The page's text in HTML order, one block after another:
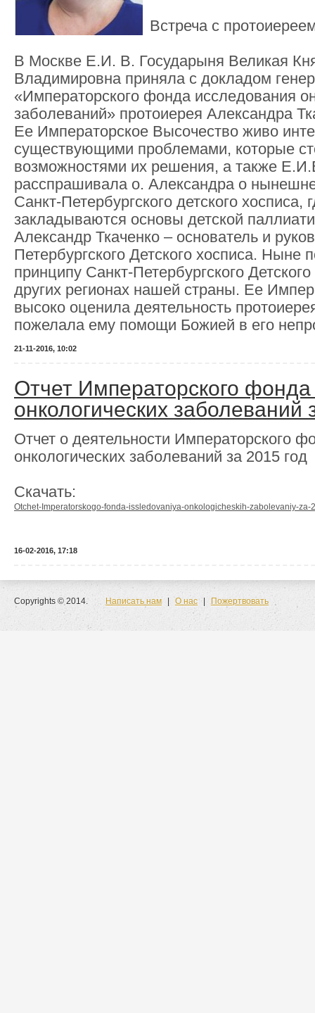
Встреча с
В Москве Е.И. В. Государыня Великая
Владимировна приняла с докладом
«Императорского фонда исследования
заболеваний» протоиерея Александра
Ее Императорское Высочество живо
существующими проблемами, которые
возможностями их решения, а также
расспрашивала о. Александра о
Санкт-Петербургского детского
закладываются основы детской
Александр Ткаченко – основатель и
Петербургского Детского хосписа.
принципу Санкт-Петербургского
других регионах нашей страны. Ее
высоко оценила деятельность
пожелала ему помощи Божией в его
21-11-2016, 10:02
Отчет Императорского
онкологических заболеваний
Отчет о деятельности Императорского
онкологических заболеваний за 2015 год
Скачать:
Otchet-Imperatorskogo-fonda-issledovaniya-onkologicheskih-zabolevaniy-za-
16-02-2016, 17:18
Copyrights © 2014. Написать нам О нас | Пожертвовать